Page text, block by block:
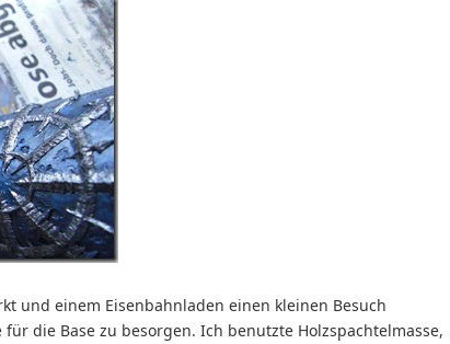
und einem Eisenbahnladen einen kleinen Besuch
die Base zu besorgen. Ich benutzte Holzspachtelmasse,